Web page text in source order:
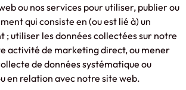
ou nos services pour utiliser, publier ou
qui consiste en (ou est lié à) un
; utiliser les données collectées sur notre
activité de marketing direct, ou mener
de données systématique ou
en relation avec notre site web.